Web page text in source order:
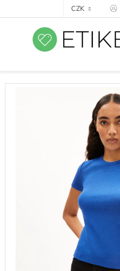
CZK